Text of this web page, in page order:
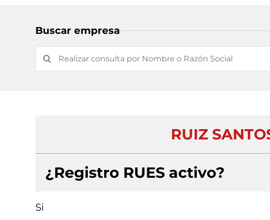
Buscar empresa
RUIZ
¿Registro RUES activo?
Si